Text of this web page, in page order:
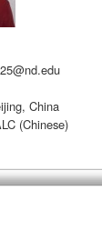
China
(Chinese)